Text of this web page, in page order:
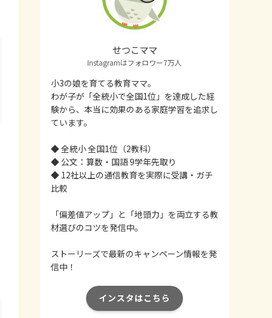
せつこママ
Instagramはフォロワー7万人
小3の娘を育てる教育ママ。
わが子が「全統小で全国1位」を達成した経
験から、本当に効果のある家庭学習を追求し
ています。
◆ 全統小 全国1位（2教科）
◆ 公文：算数・国語 9学年先取り
◆ 12社以上の通信教育を実際に受講・ガチ
比較
「偏差値アップ」と「地頭力」を両立する教
材選びのコツを発信中。
ストーリーズで最新のキャンペーン情報を発
信中！
インスタはこちら